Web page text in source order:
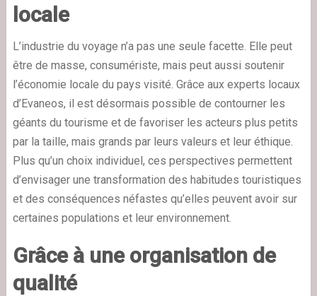
locale
L’industrie du voyage n’a pas une seule facette. Elle peut
être de masse, consumériste, mais peut aussi soutenir
l’économie locale du pays visité. Grâce aux experts locaux
d’Evaneos, il est désormais possible de contourner les
géants du tourisme et de favoriser les acteurs plus petits
par la taille, mais grands par leurs valeurs et leur éthique.
Plus qu’un choix individuel, ces perspectives permettent
d’envisager une transformation des habitudes touristiques
et des conséquences néfastes qu’elles peuvent avoir sur
certaines populations et leur environnement.
Grâce à une organisation de
qualité